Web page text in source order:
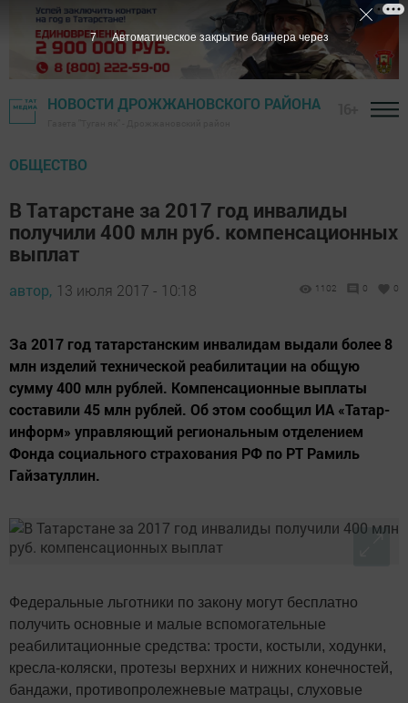
НОВОСТИ ДРОЖЖАНОВСКОГО РАЙОНА
ОБЩЕСТВО
В Татарстане за 2017 год инвалиды
получили 400 млн руб. компенсационных
выплат
автор, 13 июля 2017 - 10:18 1102 0 0
За 2017 год татарстанским инвалидам выдали более 8
млн изделий технической реабилитации на общую
сумму 400 млн рублей. Компенсационные выплаты
составили 45 млн рублей. Об этом сообщил ИА «Татар-
информ» управляющий региональным отделением
Фонда социального страхования РФ по РТ Рамиль
Гайзатуллин.
Федеральные льготники по закону могут бесплатно
получить основные и малые вспомогательные
реабилитационные средства: трости, костыли, ходунки,
кресла-коляски, протезы верхних и нижних конечностей,
бандажи, противопролежневые матрацы, слуховые
6 Автоматическое закрытие баннера через